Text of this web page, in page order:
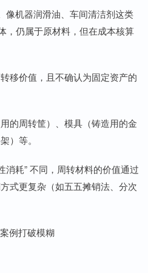
像机器润滑油、车间清洁剂这类
，仍属于原材料，但在成本核算
移价值，且不确认为固定资产的
的周转筐）、模具（铸造用的金
）等。
消耗” 不同，周转材料的价值通过
式更复杂（如五五摊销法、分次
例打破模糊